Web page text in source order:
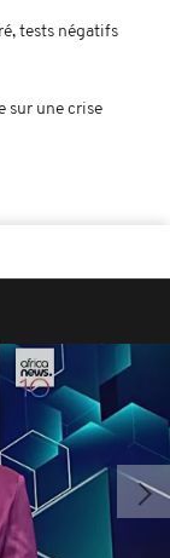
tests négatifs
sur une crise